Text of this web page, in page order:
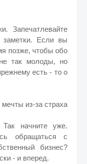
Запечатлевайте
Если вы
позже, чтобы обо
так молоды, но
есть - то о
мечты из-за страха
Так начните уже.
обращаться с
бизнес?
- и вперед.